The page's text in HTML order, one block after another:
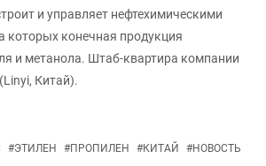
и управляет нефтехимическими
которых конечная продукция
и метанола. Штаб-квартира компании
Китай).
#ЭТИЛЕН #ПРОПИЛЕН #КИТАЙ #НОВОСТЬ